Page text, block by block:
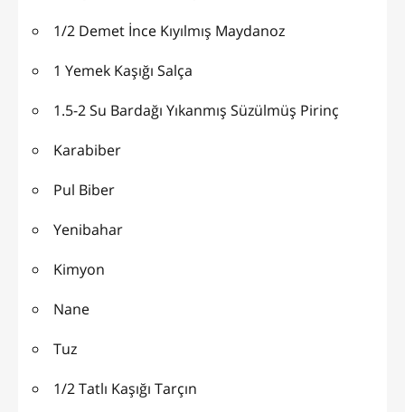
1/2 Demet İnce Kıyılmış Maydanoz
1 Yemek Kaşığı Salça
1.5-2 Su Bardağı Yıkanmış Süzülmüş Pirinç
Karabiber
Pul Biber
Yenibahar
Kimyon
Nane
Tuz
1/2 Tatlı Kaşığı Tarçın